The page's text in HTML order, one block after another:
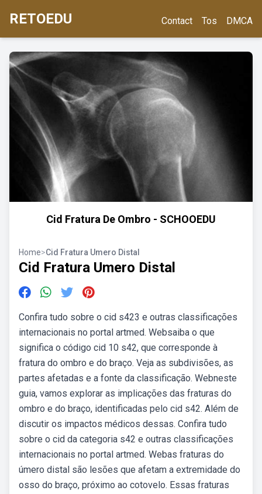
RETOEDU Contact Tos DMCA
Cid Fratura De Ombro - SCHOOEDU
Home>Cid Fratura Umero Distal
Cid Fratura Umero Distal
Confira tudo sobre o cid s423 e outras classificações
internacionais no portal artmed. Websaiba o que
significa o código cid 10 s42, que corresponde à
fratura do ombro e do braço. Veja as subdivisões, as
partes afetadas e a fonte da classificação. Webneste
guia, vamos explorar as implicações das fraturas do
ombro e do braço, identificadas pelo cid s42. Além de
discutir os impactos médicos dessas. Confira tudo
sobre o cid da categoria s42 e outras classificações
internacionais no portal artmed. Webas fraturas do
úmero distal são lesões que afetam a extremidade do
osso do braço, próximo ao cotovelo. Essas fraturas